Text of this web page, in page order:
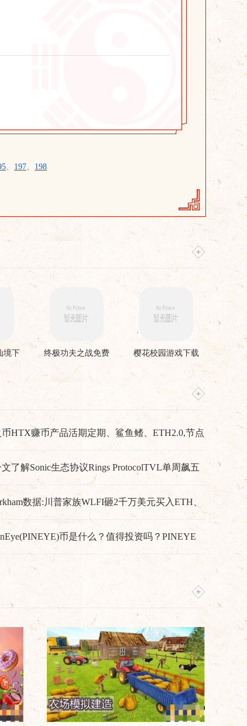
、 197、 198
境下
终极功夫之战免费
樱花校园游戏下载
币HTX赚币产品活期定期、鲨鱼鳍、ETH2.0,节点
押、双币赢介绍
了解Sonic生态协议Rings ProtocolTVL单周飙五
!BTC、ETH、USDT流动性挖矿攻略
数据:川普家族WLFI砸2千万美元买入ETH、
、MOVE解读
币是什么？值得投资吗？PINEYE